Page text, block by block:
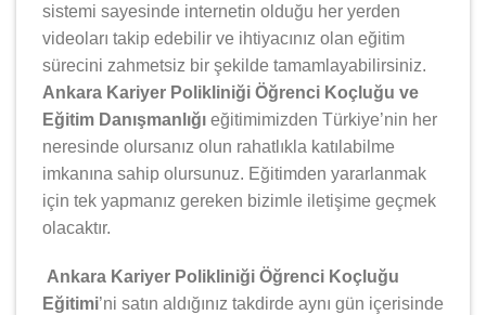
sistemi sayesinde internetin olduğu her yerden
videoları takip edebilir ve ihtiyacınız olan eğitim
sürecini zahmetsiz bir şekilde tamamlayabilirsiniz.
Ankara Kariyer Polikliniği Öğrenci Koçluğu ve
Eğitim Danışmanlığı eğitimimizden Türkiye’nin her
neresinde olursanız olun rahatlıkla katılabilme
imkanına sahip olursunuz. Eğitimden yararlanmak
için tek yapmanız gereken bizimle iletişime geçmek
olacaktır.
Ankara Kariyer Polikliniği Öğrenci Koçluğu
Eğitimi’ni satın aldığınız takdirde aynı gün içerisinde